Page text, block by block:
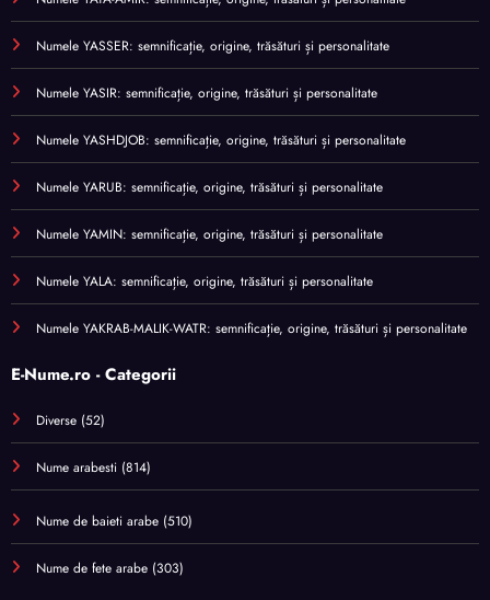
Numele YASSER: semnificație, origine, trăsături și personalitate
Numele YASIR: semnificație, origine, trăsături și personalitate
Numele YASHDJOB: semnificație, origine, trăsături și personalitate
Numele YARUB: semnificație, origine, trăsături și personalitate
Numele YAMIN: semnificație, origine, trăsături și personalitate
Numele YALA: semnificație, origine, trăsături și personalitate
Numele YAKRAB-MALIK-WATR: semnificație, origine, trăsături și personalitate
E-Nume.ro - Categorii
Diverse (52)
Nume arabesti (814)
Nume de baieti arabe (510)
Nume de fete arabe (303)